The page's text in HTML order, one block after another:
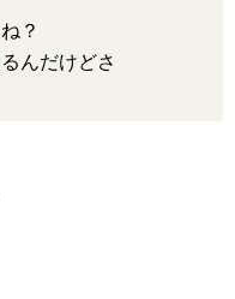
？
んだけどさ